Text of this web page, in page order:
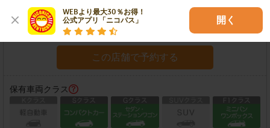
WEBより最大30％お得！
公式アプリ「ニコパス」
開く
住所：堺市西区浜寺南町3-3-5 地図
営業時間：
この店舗で予約する
保有車両クラス